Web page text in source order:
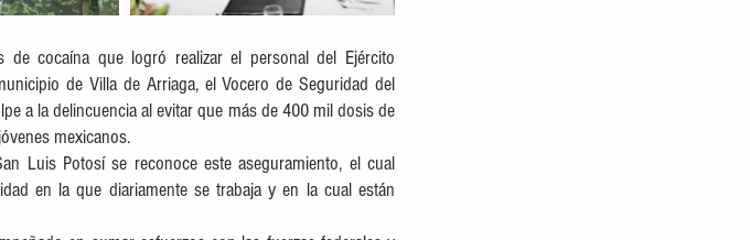
cocaína que logró realizar el personal del Ejército
de Villa de Arriaga, el Vocero de Seguridad del
a la delincuencia al evitar que más de 400 mil dosis de
mexicanos.
Luis Potosí se reconoce este aseguramiento, el cual
en la que diariamente se trabaja y en la cual están